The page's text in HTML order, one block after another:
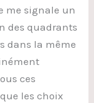
me signale un
des quadrants
dans la même
ces
les choix